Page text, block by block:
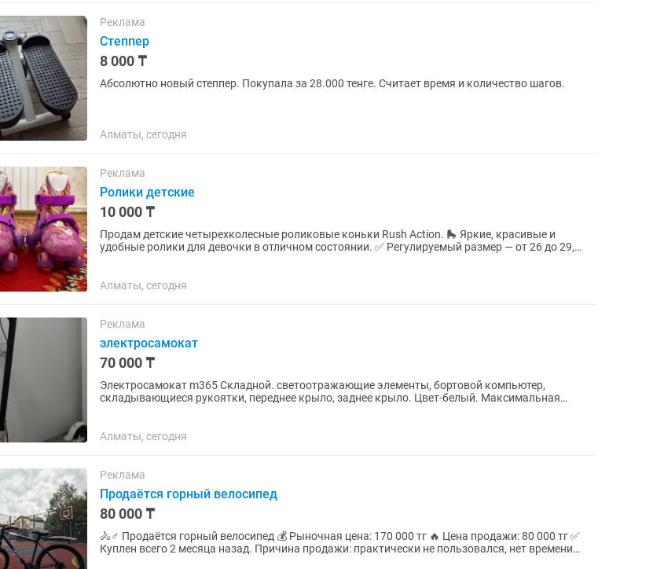
Реклама
Степпер
8 000 ₸
Абсолютно новый степпер. Покупала за 28.000 тенге. Считает время и количество шагов.
Алматы, сегодня
Реклама
Ролики детские
10 000 ₸
Продам детские четырехколесные роликовые коньки Rush Action. 🛼 Яркие, красивые и
удобные ролики для девочки в отличном состоянии. ✅ Регулируемый размер — от 26 до 29,
Алматы, сегодня
Реклама
электросамокат
70 000 ₸
Электросамокат m365 Складной. светоотражающие элементы, бортовой компьютер,
складывающиеся рукоятки, переднее крыло, заднее крыло. Цвет-белый. Максимальная
Алматы, сегодня
Реклама
Продаётся горный велосипед
80 000 ₸
🚴♂️ Продаётся горный велосипед 💰 Рыночная цена: 170 000 тг 🔥 Цена продажи: 80 000 тг ✅
Куплен всего 2 месяца назад. Причина продажи: практически не пользовался, нет времени